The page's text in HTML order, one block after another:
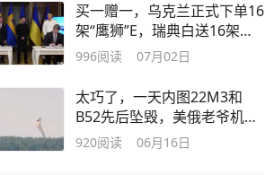
买一赠一，乌克兰正式下单16
架“鹰狮”E，瑞典白送16架老
版本
996阅读 07月02日
太巧了，一天内图22M3和
B52先后坠毁，美俄老爷机还
能用吗？
920阅读 06月16日